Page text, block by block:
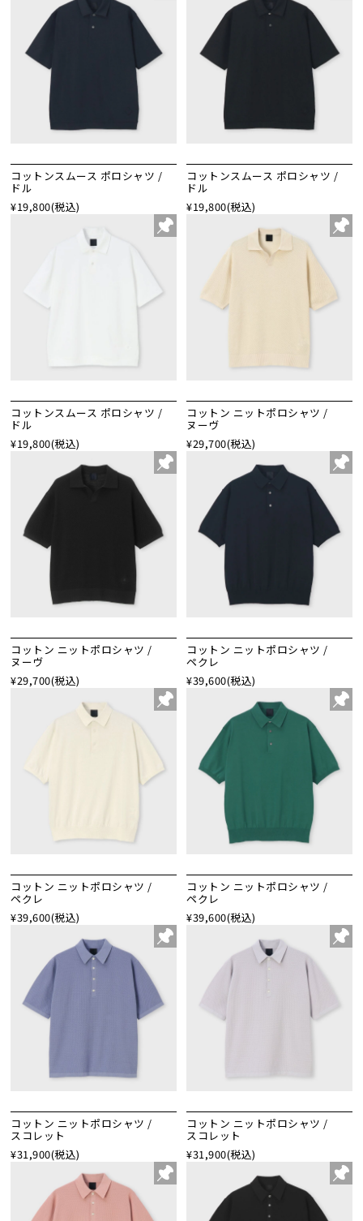
コットンスムース ポロシャツ /
ドル
¥19,800(税込)
コットンスムース ポロシャツ /
ドル
¥19,800(税込)
コットンスムース ポロシャツ /
ドル
¥19,800(税込)
コットン ニットポロシャツ /
ヌーヴ
¥29,700(税込)
コットン ニットポロシャツ /
ヌーヴ
¥29,700(税込)
コットン ニットポロシャツ /
ペクレ
¥39,600(税込)
コットン ニットポロシャツ /
ペクレ
¥39,600(税込)
コットン ニットポロシャツ /
ペクレ
¥39,600(税込)
コットン ニットポロシャツ /
スコレット
¥31,900(税込)
コットン ニットポロシャツ /
スコレット
¥31,900(税込)